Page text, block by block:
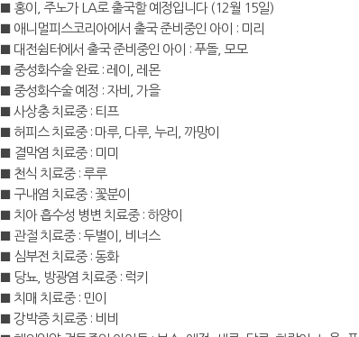
■ 홍이, 주노가 LA로 출국할 예정입니다 (12월 15일)
■ 애니멀피스코리아에서 출국 준비중인 아이 : 미리
■ 대전쉼터에서 출국 준비중인 아이 : 푸돌, 모모
■ 중성화수술 완료 : 레이, 레몬
■ 중성화수술 예정 : 자비, 가을
■ 사상충 치료중 : 티프
■ 허피스 치료중 : 마루, 다루, 누리, 까망이
■ 결막염 치료중 : 미미
■ 천식 치료중 : 루루
■ 구내염 치료중 : 꽃분이
■ 치아 흡수성 병변 치료중 : 하양이
■ 관절 치료중 : 두별이, 비너스
■ 심부전 치료중 : 동화
■ 당뇨, 방광염 치료중 : 럭키
■ 치매 치료중 : 민이
■ 강박증 치료중 : 비비